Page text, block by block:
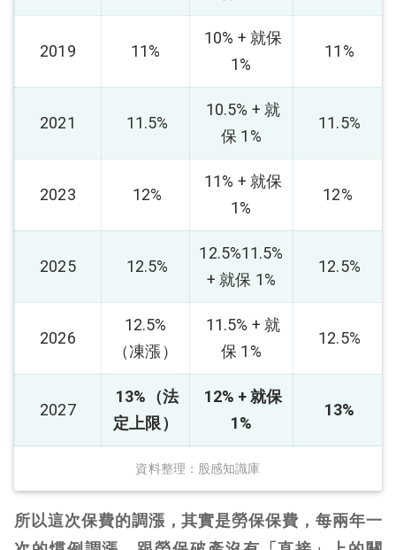
資料整理：股感知識庫
2019 11%
10% + 就保
1%
11%
2021 11.5%
10.5% + 就
保 1%
11.5%
2023 12%
11% + 就保
1%
12%
2025 12.5%
12.5%11.5%
+ 就保 1%
12.5%
2026
12.5%
（凍漲）
11.5% + 就
保 1%
12.5%
2027
13%（法
定上限）
12% + 就保
1%
13%
所以這次保費的調漲，其實是勞保保費，每兩年一